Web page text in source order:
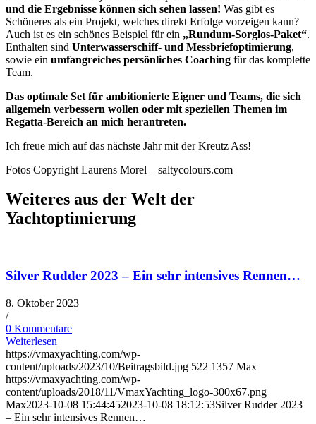
und die Ergebnisse können sich sehen lassen! Was gibt es
Schöneres als ein Projekt, welches direkt Erfolge vorzeigen kann?
Auch ist es ein schönes Beispiel für ein „Rundum-Sorglos-Paket“.
Enthalten sind Unterwasserschiff- und Messbriefoptimierung,
sowie ein umfangreiches persönliches Coaching für das komplette
Team.
Das optimale Set für ambitionierte Eigner und Teams, die sich
allgemein verbessern wollen oder mit speziellen Themen im
Regatta-Bereich an mich herantreten.
Ich freue mich auf das nächste Jahr mit der Kreutz Ass!
Fotos Copyright Laurens Morel – saltycolours.com
Weiteres aus der Welt der
Yachtoptimierung
Silver Rudder 2023 – Ein sehr intensives Rennen…
8. Oktober 2023
/
0 Kommentare
Weiterlesen
https://vmaxyachting.com/wp-
content/uploads/2023/10/Beitragsbild.jpg 522 1357 Max
https://vmaxyachting.com/wp-
content/uploads/2018/11/VmaxYachting_logo-300x67.png
Max2023-10-08 15:44:452023-10-08 18:12:53Silver Rudder 2023
– Ein sehr intensives Rennen…